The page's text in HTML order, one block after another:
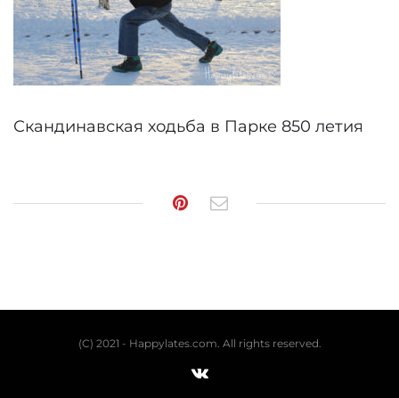
Скандинавская ходьба в Парке 850 летия
(C) 2021 - Happylates.com. All rights reserved.